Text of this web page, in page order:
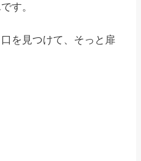
す。
を見つけて、そっと扉